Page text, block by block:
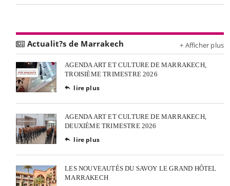
Actualit?s de Marrakech + Afficher plus
AGENDA ART ET CULTURE DE MARRAKECH,
TROISIÈME TRIMESTRE 2026
 lire plus
AGENDA ART ET CULTURE DE MARRAKECH,
DEUXIÈME TRIMESTRE 2026
 lire plus
LES NOUVEAUTÉS DU SAVOY LE GRAND HÔTEL
MARRAKECH